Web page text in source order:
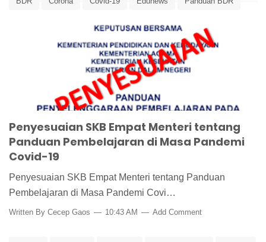
Penyesuaian SKB Empat Menteri tentang
Panduan Pembelajaran di Masa Pandemi
Covid-19
Penyesuaian SKB Empat Menteri tentang Panduan
Pembelajaran di Masa Pandemi Covi…
Written By Cecep Gaos 10:43 AM Add Comment